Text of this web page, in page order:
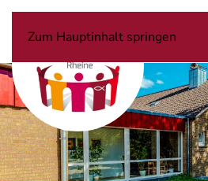
Zum Hauptinhalt springen